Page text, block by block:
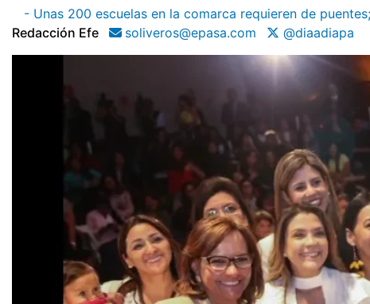
- Unas 200 escuelas en la comarca requieren de
Redacción Efe
soliveros@epasa.com @diaadiapa